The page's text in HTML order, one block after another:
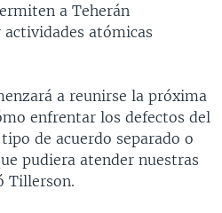
a Teherán
atómicas
a reunirse la próxima
enfrentar los defectos del
de acuerdo separado o
pudiera atender nuestras
Tillerson.